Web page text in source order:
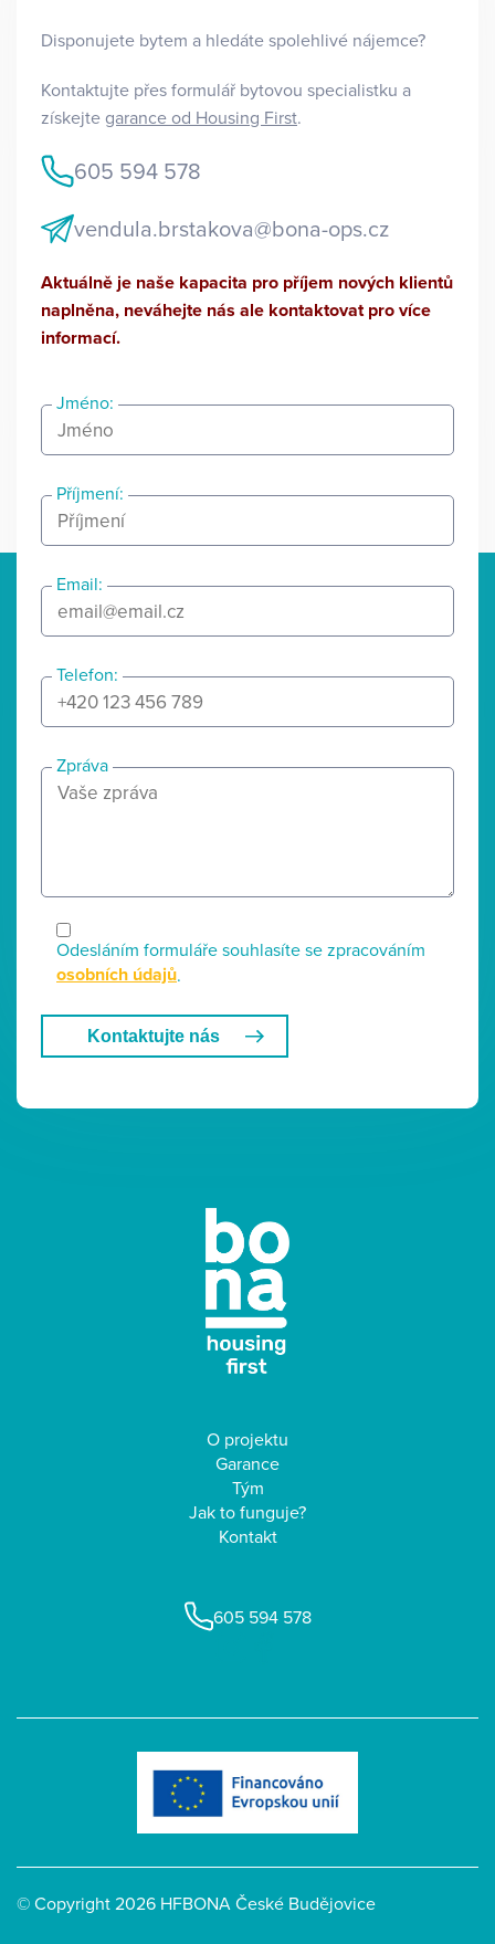
Disponujete bytem a hledáte spolehlivé nájemce?
Kontaktujte přes formulář bytovou specialistku a
získejtegarance od Housing First.
605 594 578
vendula.brstakova@bona-ops.cz
Aktuálně je naše kapacita pro příjem nových klientů
naplněna, neváhejte nás ale kontaktovat pro více
informací.
Jméno:
Příjmení:
Email:
Telefon:
Zpráva
Odesláním formuláře souhlasíte se zpracováním
osobních údajů.
Kontaktujte nás
O projektu
Garance
Tým
Jak to funguje?
Kontakt
605 594 578
© Copyright 2026 HFBONA České Budějovice